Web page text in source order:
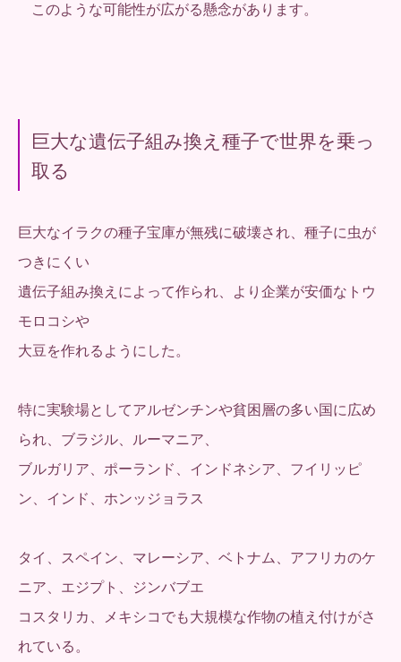
このような可能性が広がる懸念があります。
巨大な遺伝子組み換え種子で世界を乗っ
取る
巨大なイラクの種子宝庫が無残に破壊され、種子に虫が
つきにくい
遺伝子組み換えによって作られ、より企業が安価なトウ
モロコシや
大豆を作れるようにした。
特に実験場としてアルゼンチンや貧困層の多い国に広め
られ、ブラジル、ルーマニア、
ブルガリア、ポーランド、インドネシア、フイリッピ
ン、インド、ホンッジョラス
タイ、スペイン、マレーシア、ベトナム、アフリカのケ
ニア、エジプト、ジンバブエ
コスタリカ、メキシコでも大規模な作物の植え付けがさ
れている。